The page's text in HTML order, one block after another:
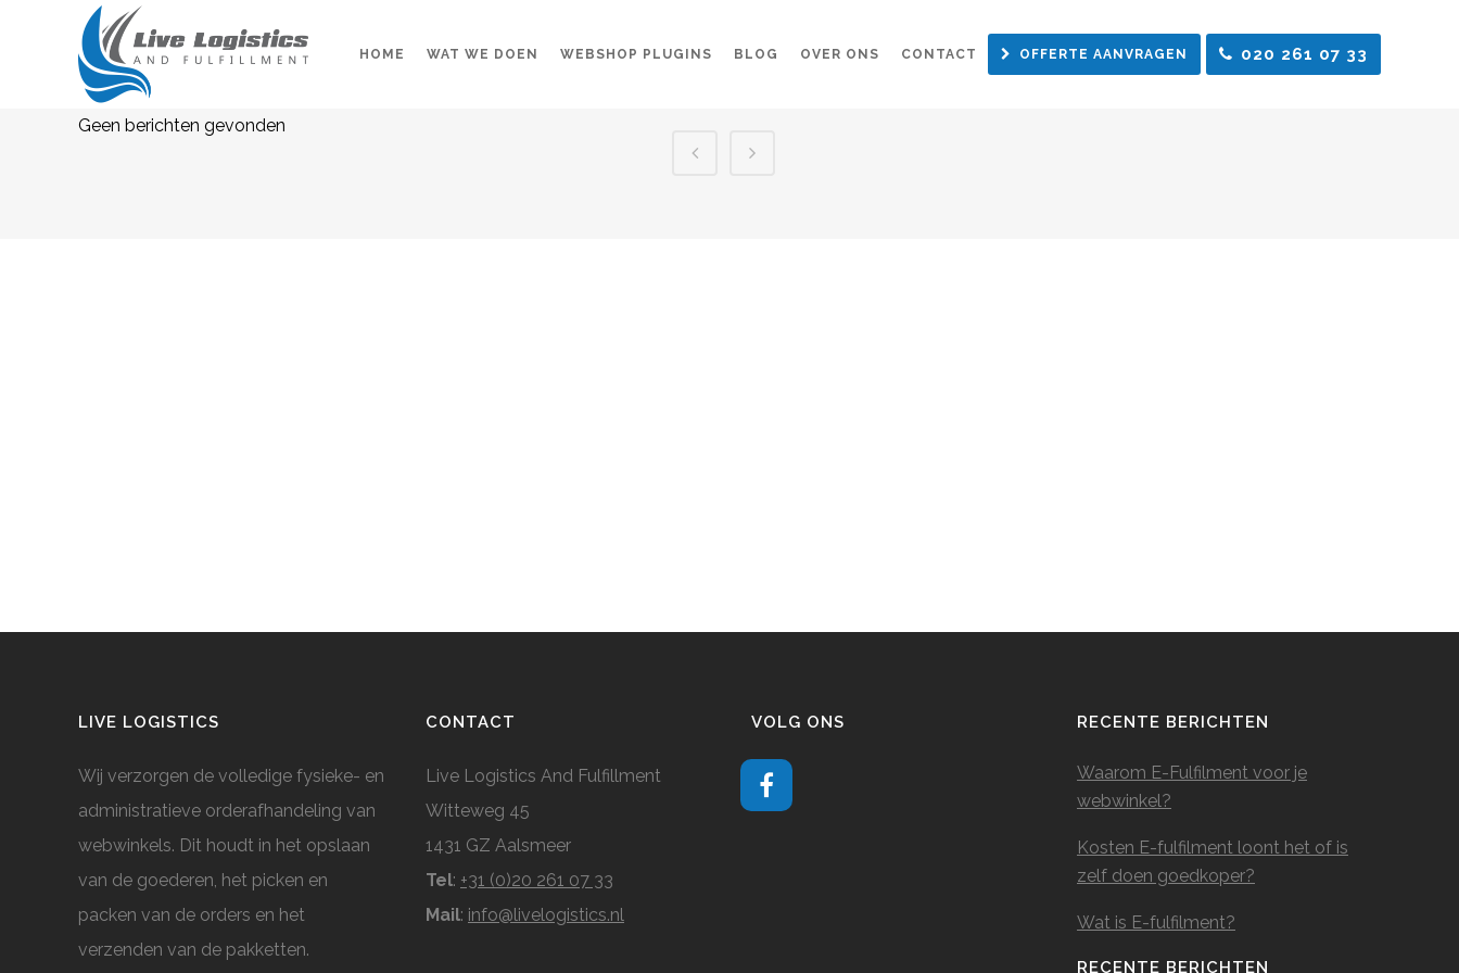
HOME WAT WE DOEN WEBSHOP PLUGINS BLOG OVER ONS CONTACT OFFERTE AANVRAGEN 020 261 07 33
Geen berichten gevonden
LIVE LOGISTICS
Wij verzorgen de volledige fysieke- en
administratieve orderafhandeling van
webwinkels. Dit houdt in het opslaan
van de goederen, het picken en
packen van de orders en het
verzenden van de pakketten.
CONTACT
Live Logistics And Fulfillment
Witteweg 45
1431 GZ Aalsmeer
Tel: +31 (0)20 261 07 33
Mail: info@livelogistics.nl
VOLG ONS RECENTE BERICHTEN
Waarom E-Fulfilment voor je
webwinkel?
Kosten E-fulfilment loont het of is
zelf doen goedkoper?
Wat is E-fulfilment?
RECENTE BERICHTEN